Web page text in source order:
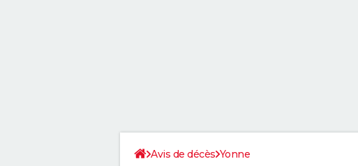
Avis de décès Yonne